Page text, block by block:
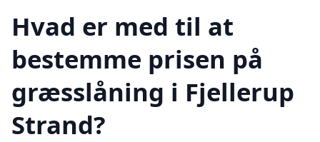
Hvad er med til at
bestemme prisen på
græsslåning i Fjellerup
Strand?